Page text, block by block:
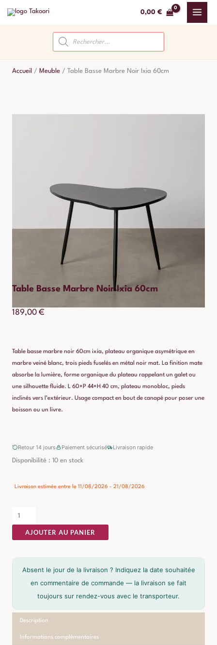
0,00 €
Recherche
de
produits
Accueil / Meuble / Table Basse Marbre Noir Ixia 60cm
Table Basse Marbre Noir Ixia 60cm
189,00 €
Table basse marbre noir 60cm ixia, plateau organique asymétrique en
marbre veiné blanc, trois pieds fuselés en métal noir mat. La finition mate
absorbe la lumière, forme organique du plateau rappelant un galet ou
une silhouette fluide. L 60×P 44×H 40 cm, plateau monobloc, pieds
inclinés vers l’extérieur. Usage compact en bout de canapé pour poser une
boisson ou un livre.
Retour 14 jours Paiement sécurisé Livraison rapide
Disponibilité : 10 en stock
Livraison estimée entre le 11/08/2026 - 21/08/2026
quantité
Table
Marbre
Noir
Ixia
AJOUTER AU PANIER
Absent le jour de la livraison ? Indiquez la date souhaitée
en commentaire de commande — la livraison se fait
toujours sur rendez-vous avec le transporteur.
Description
Informations complémentaires